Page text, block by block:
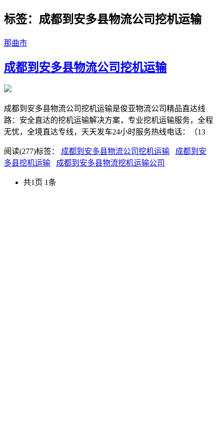
标签：成都到安多县物流公司挖机运输
那曲市
成都到安多县物流公司挖机运输
成都到安多县物流公司挖机运输是俊亚物流公司精品直达线
路：安全直达的挖机运输解决方案，专业挖机运输服务，全程
无忧，全境直达专线，天天发车24小时服务热线电话：（13
阅读(277)标签： 成都到安多县物流公司挖机运输
成都到安
多县挖机运输
成都到安多县物流挖机运输公司
共1页 1条